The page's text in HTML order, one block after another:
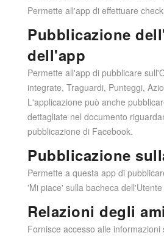
Permette all'app di effettuare
Pubblicazione
dell'app
Permette all'app di pubblicare
integrate, Traguardi, Punteggi,
L'applicazione può anche
dettagliate nel documento
pubblicazione di Facebook.
Pubblicazione
Permette a questa app di
'Mi piace' sulla bacheca
Relazioni degli
Fornisce accesso alle